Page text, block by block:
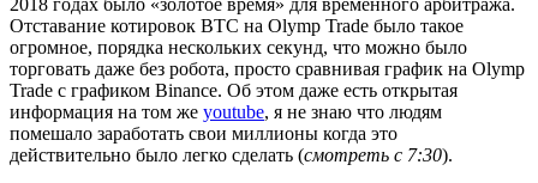
Отставание котировок BTC на Olymp Trade было такое
огромное, порядка нескольких секунд, что можно было
торговать даже без робота, просто сравнивая график на Olymp
Trade с графиком Binance. Об этом даже есть открытая
информация на том же youtube, я не знаю что людям
помешало заработать свои миллионы когда это
действительно было легко сделать (смотреть с 7:30).